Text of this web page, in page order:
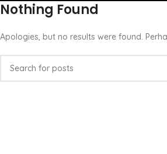
Nothing Found
Apologies, but no results were found.